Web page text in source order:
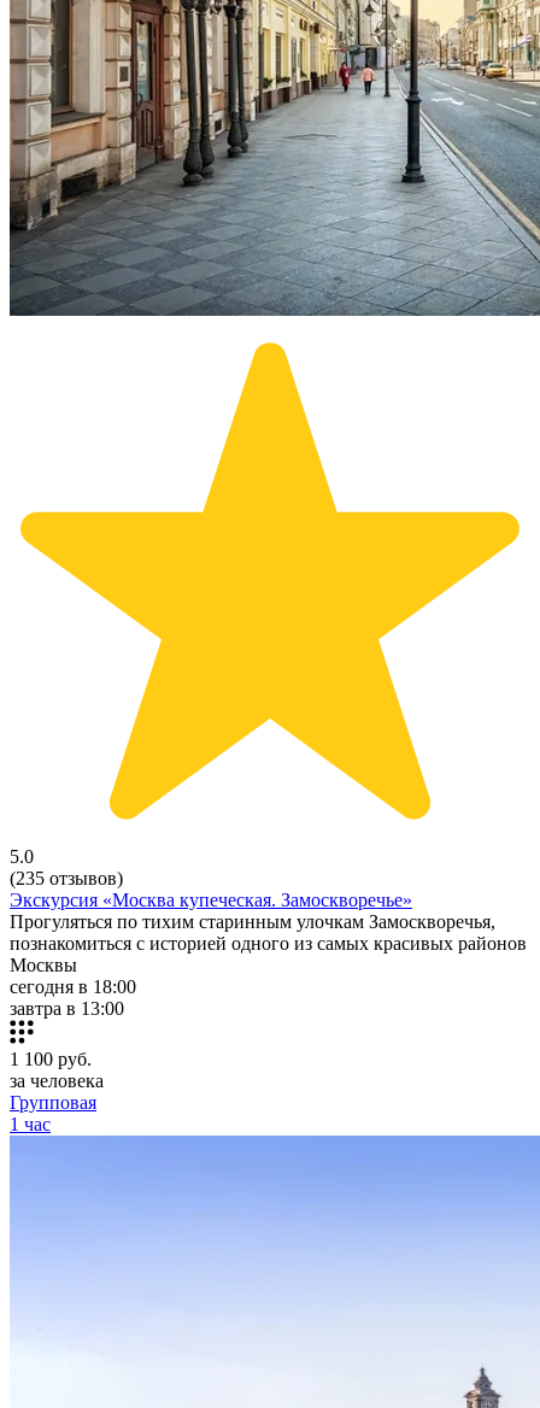
5.0
(235 отзывов)
Экскурсия «Москва купеческая. Замоскворечье»
Прогуляться по тихим старинным улочкам Замоскворечья,
познакомиться с историей одного из самых красивых районов
Москвы
сегодня в 18:00
завтра в 13:00
1 100 руб.
за человека
Групповая
1 час